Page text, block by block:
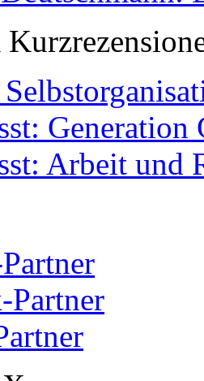
Generation
Arbeit und
Partner